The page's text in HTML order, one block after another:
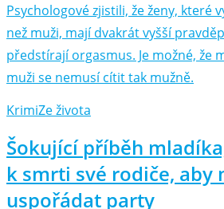
Psychologové zjistili, že ženy, které
než muži, mají dvakrát vyšší
předstírají orgasmus. Je možné, že
muži se nemusí cítit tak mužně.
KrimiZe života
Šokující příběh
k smrti své rodiče, aby
uspořádat party